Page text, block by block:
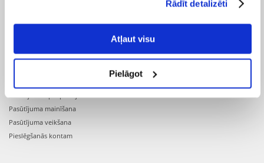
Rādīt detalizēti
Atļaut visu
Pielāgot
Preču pirkšanas un pārdošanas noteikumi
Pasūtījuma mainīšana
Pasūtījuma veikšana
Pieslēgšanās kontam